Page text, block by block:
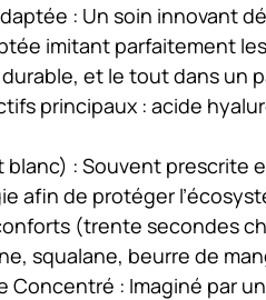
: Un soin innovant
imitant parfaitement
et le tout dans un
principaux : acide
blanc) : Souvent prescrite
afin de protéger
(trente secondes
squalane, beurre de
Concentré : Imaginé par